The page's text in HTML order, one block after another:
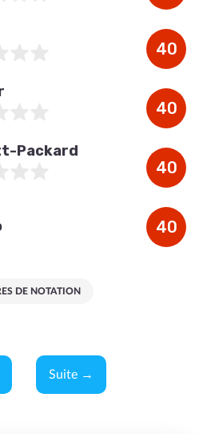
40
40
Packard
40
40
DE NOTATION
Suite →